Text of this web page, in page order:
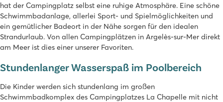
hat der Campingplatz selbst eine ruhige Atmosphäre. Eine schöne
Schwimmbadanlage, allerlei Sport- und Spielmöglichkeiten und
ein gemütlicher Badeort in der Nähe sorgen für den idealen
Strandurlaub. Von allen Campingplätzen in Argelès-sur-Mer direkt
am Meer ist dies einer unserer Favoriten.
Stundenlanger Wasserspaß im Poolbereich
Die Kinder werden sich stundenlang im großen
Schwimmbadkomplex des Campingplatzes La Chapelle mit nicht